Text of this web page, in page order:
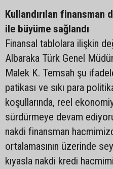
Kullandırılan
ile büyüme sağlandı
Finansal tablolara ilişkin
Albaraka Türk Genel
Malek K. Temsah şu
patikası ve sıkı para
koşullarında, reel
sürdürmeye devam
nakdi finansman
ortalamasının üzerinde
kıyasla nakdi kredi